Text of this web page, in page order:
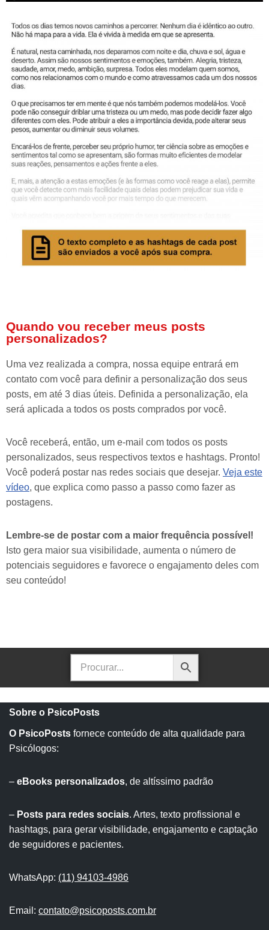
Quando vou receber meus posts
personalizados?
Uma vez realizada a compra, nossa equipe entrará em
contato com você para definir a personalização dos seus
posts, em até 3 dias úteis. Definida a personalização, ela
será aplicada a todos os posts comprados por você.
Você receberá, então, um e-mail com todos os posts
personalizados, seus respectivos textos e hashtags. Pronto!
Você poderá postar nas redes sociais que desejar. Veja este
vídeo, que explica como passo a passo como fazer as
postagens.
Lembre-se de postar com a maior frequência possível!
Isto gera maior sua visibilidade, aumenta o número de
potenciais seguidores e favorece o engajamento deles com
seu conteúdo!
Sobre o PsicoPosts
O PsicoPosts fornece conteúdo de alta qualidade para
Psicólogos:
– eBooks personalizados, de altíssimo padrão
– Posts para redes sociais. Artes, texto profissional e
hashtags, para gerar visibilidade, engajamento e captação
de seguidores e pacientes.
WhatsApp: (11) 94103-4986
Email: contato@psicoposts.com.br